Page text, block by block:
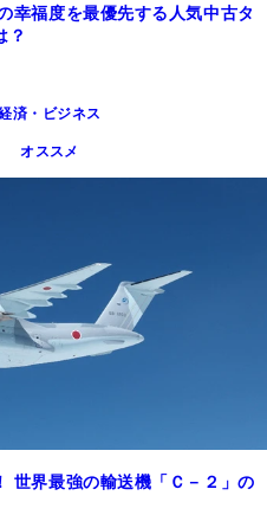
幸福度を最優先する人気中古タ
？
済・ビジネス
オススメ
世界最強の輸送機「Ｃ－２」の